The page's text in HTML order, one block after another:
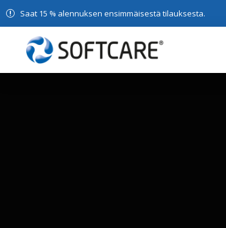
Saat 15 % alennuksen ensimmäisestä tilauksesta.